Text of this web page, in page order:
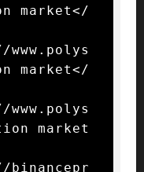
market</
market</
market
binancepr